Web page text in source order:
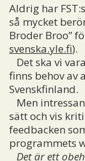
Aldrig har
så mycket
Broder Broo”
svenska.yle.fi).
Det ska vi
finns behov av
Svenskfinland.
Men
sätt och vis
feedbacken
programmets
Det är ett